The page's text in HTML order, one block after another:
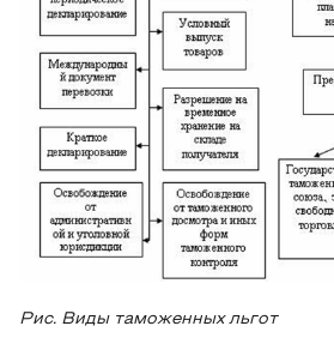
Рис. Виды таможенных льгот